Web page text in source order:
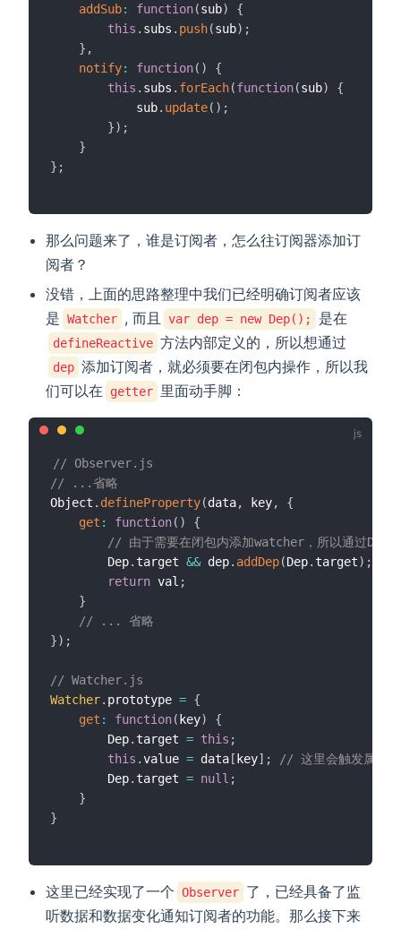
addSub: function(sub)
{
this . subs . push(sub) ;
} ,
notify: function( )
{
this . subs . forEach(function(sub)
{
            sub
. update( ) ;
}) ;
}
} ;
那么问题来了，谁是订阅者，怎么往订阅器添加订
阅者？
没错，上面的思路整理中我们已经明确订阅者应该
是 Watcher , 而且 var dep = new Dep(); 是在
defineReactive 方法内部定义的，所以想通过
dep 添加订阅者，就必须要在闭包内操作，所以我
们可以在
getter 里面动手脚：
// Observer.js
// ...省略
Object . defineProperty(data, key,
{
get : function( )
{
// 由于需要在闭包内添加watcher，所以通过
		Dep
. target && dep. addDep(Dep. target) ;
return val ;
}
// ... 省略
}) ;
// Watcher.js
Watcher. prototype = {
get : function( key)
{
		Dep
. target = this ;
this .value = data [ key] ;
// 这里会触发属性
		Dep
. target = null ;
}
}
这里已经实现了一个 Observer 了，已经具备了监
听数据和数据变化通知订阅者的功能。那么接下来